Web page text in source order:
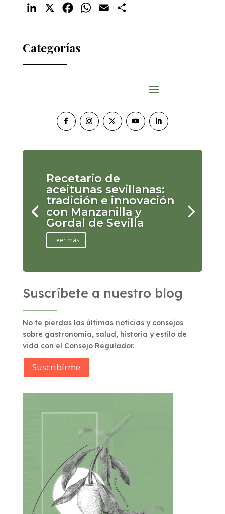
LinkedIn FacebookWhatsApp
Email
Categorías
Recetario de
aceitunas sevillanas:
tradición e innovación
con Manzanilla y
Gordal de Sevilla
Leer más
Suscríbete a nuestro blog
No te pierdas las últimas noticias y consejos
sobre gastronomía, salud, historia y estilo de
vida con el Consejo Regulador.
Suscribírme